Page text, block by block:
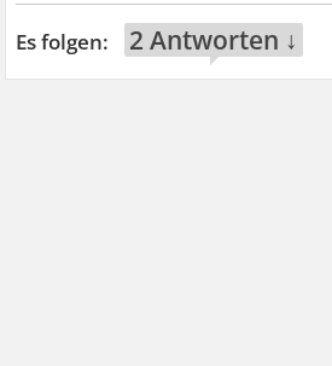
2 Antworten ↓